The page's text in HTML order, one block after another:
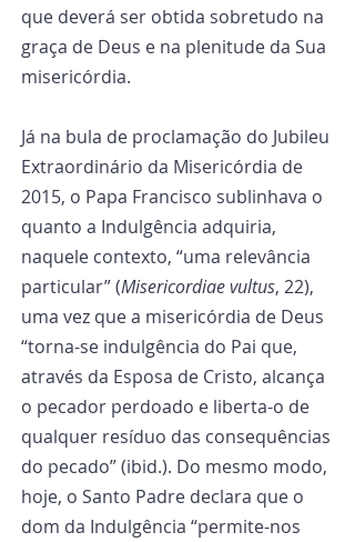
que deverá ser obtida sobretudo na
graça de Deus e na plenitude da Sua
misericórdia.
Já na bula de proclamação do Jubileu
Extraordinário da Misericórdia de
2015, o Papa Francisco sublinhava o
quanto a Indulgência adquiria,
naquele contexto, “uma relevância
particular” (Misericordiae vultus, 22),
uma vez que a misericórdia de Deus
“torna-se indulgência do Pai que,
através da Esposa de Cristo, alcança
o pecador perdoado e liberta-o de
qualquer resíduo das consequências
do pecado” (ibid.). Do mesmo modo,
hoje, o Santo Padre declara que o
dom da Indulgência “permite-nos